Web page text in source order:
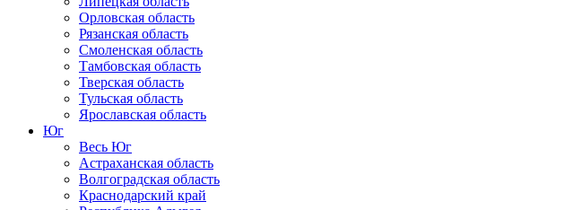
Орловская область
Рязанская область
Смоленская область
Тамбовская область
Тверская область
Тульская область
Ярославская область
Юг
Весь Юг
Астраханская область
Волгоградская область
Краснодарский край